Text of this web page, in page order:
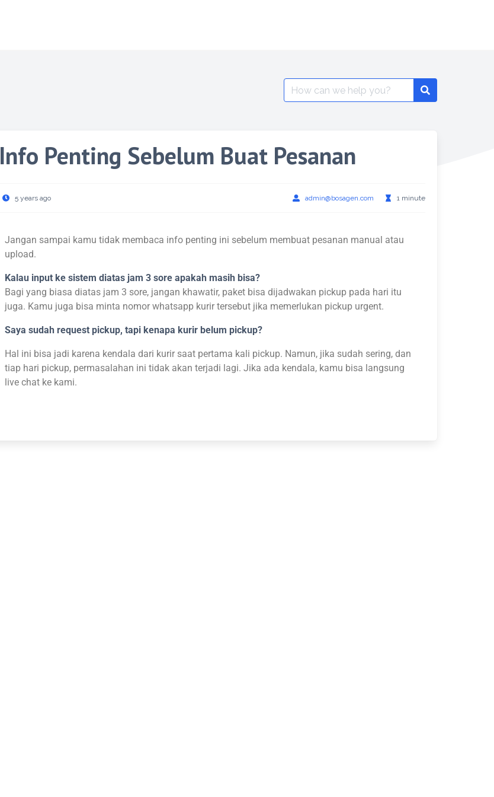
Info Penting Sebelum Buat Pesanan
5 years ago admin@bosagen.com 1 minute
Jangan sampai kamu tidak membaca info penting ini sebelum membuat pesanan manual atau
upload.
Kalau input ke sistem diatas jam 3 sore apakah masih bisa?
Bagi yang biasa diatas jam 3 sore, jangan khawatir, paket bisa dijadwakan pickup pada hari itu
juga. Kamu juga bisa minta nomor whatsapp kurir tersebut jika memerlukan pickup urgent.
Saya sudah request pickup, tapi kenapa kurir belum pickup?
Hal ini bisa jadi karena kendala dari kurir saat pertama kali pickup. Namun, jika sudah sering, dan
tiap hari pickup, permasalahan ini tidak akan terjadi lagi. Jika ada kendala, kamu bisa langsung
live chat ke kami.